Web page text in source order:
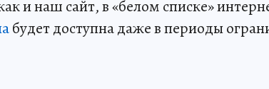
и наш сайт, в «белом списке»
будет доступна даже в периоды